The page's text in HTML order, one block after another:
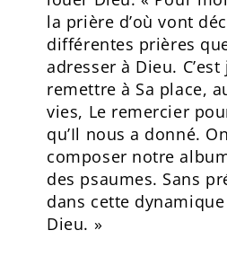
la prière d’où vont
différentes prières
adresser à Dieu.
remettre à Sa place,
vies, Le remercier
qu’Il nous a donné.
composer notre
des psaumes. Sans
dans cette
Dieu. »